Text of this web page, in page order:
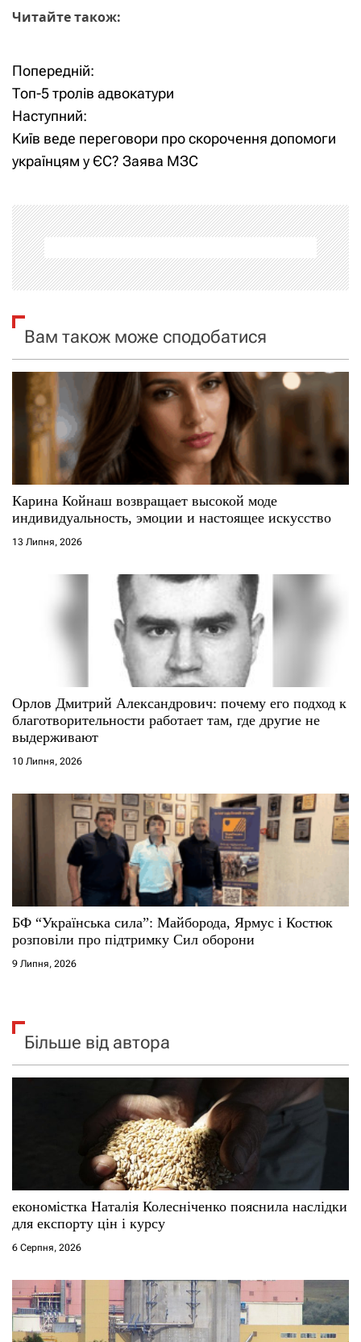
Читайте також:
Н
а
в
г
а
ц
і
я
и
с
Попередній:
Топ-5 тролів адвокатури
Наступний:
Київ веде переговори про скорочення допомоги
українцям у ЄС? Заява МЗС
Вам також може сподобатися
Карина Койнаш возвращает высокой моде
индивидуальность, эмоции и настоящее искусство
13 Липня, 2026
Орлов Дмитрий Александрович: почему его подход к
благотворительности работает там, где другие не
выдерживают
10 Липня, 2026
БФ “Українська сила”: Майборода, Ярмус і Костюк
розповіли про підтримку Сил оборони
9 Липня, 2026
Більше від автора
економістка Наталія Колесніченко пояснила наслідки
для експорту цін і курсу
6 Серпня, 2026